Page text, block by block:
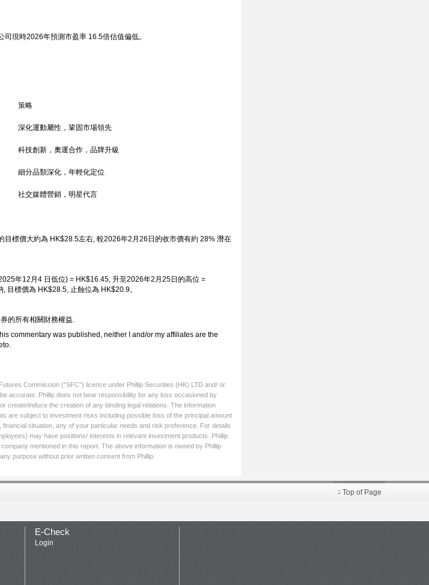
現時2026年預測市盈率 16.5倍估值偏低。
策略
深化運動屬性，鞏固市場領先
科技創新，奧運合作，品牌升級
細分品類深化，年輕化定位
社交媒體營銷，明星代言
標價大約為 HK$28.5左右, 較2026年2月26日的收市價有約 28% 潛在
年12月4 日低位) = HK$16.45, 升至2026年2月25日的高位 =
標價為 HK$28.5, 止蝕位為 HK$20.9。
的所有相關財務權益.
commentary was published, neither I and/or my affiliates are the
Commission (“SFC”) licence under Phillip Securities (HK) LTD and/ or
accurate. Phillip does not bear responsibility for any loss occasioned by
create/induce the creation of any binding legal relations. The information
are subject to investment risks including possible loss of the principal amount
situation, any of your particular needs and risk preference. For details
may have positions/ interests in relevant investment products. Phillip
mentioned in this report. The above information is owned by Phillip
purpose without prior written consent from Phillip.
Top of Page
E-Check
Login